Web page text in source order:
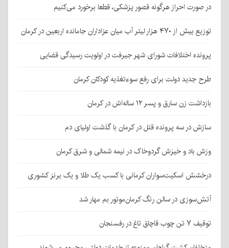
در صورت احراز هرگونه قصور پزشکی، قطعا برخورد می‌کنیم
توزیع بیش از ۴۷۰ هزار لیتر آب میان عزاداران جامانده اربعین در کرمان
پرونده اختلافات شورای شهر جیرفت در اولویت رسیدگی قضایی
طرح جدید دولت برای رفع سوءتغذیه کودکان کرمان
بازداشت زن سارق و پسر ۱۲ ساله‌اش در کرمان
سازش در سه پرونده قتل در کرمان با گذشت اولیای دم
وزش باد و خیزش گردوخاک در نیمه شمالی و شرق کرمان
درخشش اسکیت‌سواران کرمانی با کسب یک طلا و یک برنز کشوری
آتش‌سوزی در سالن رنگ کرمان‌موتور بم مهار شد
توقیف ۷ تن چوب قاچاق تاغ در رفسنجان